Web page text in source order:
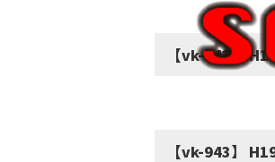
【vk-943】
【vk-943】